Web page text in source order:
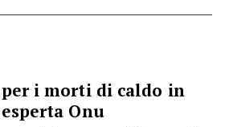
per i morti di caldo in
Onu